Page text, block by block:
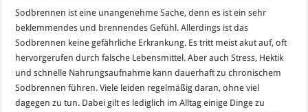
Sodbrennen ist eine unangenehme Sache, denn es ist ein sehr
beklemmendes und brennendes Gefühl. Allerdings ist das
Sodbrennen keine gefährliche Erkrankung. Es tritt meist akut auf, oft
hervorgerufen durch falsche Lebensmittel. Aber auch Stress, Hektik
und schnelle Nahrungsaufnahme kann dauerhaft zu chronischem
Sodbrennen führen. Viele leiden regelmäßig daran, ohne viel
dagegen zu tun. Dabei gilt es lediglich im Alltag einige Dinge zu